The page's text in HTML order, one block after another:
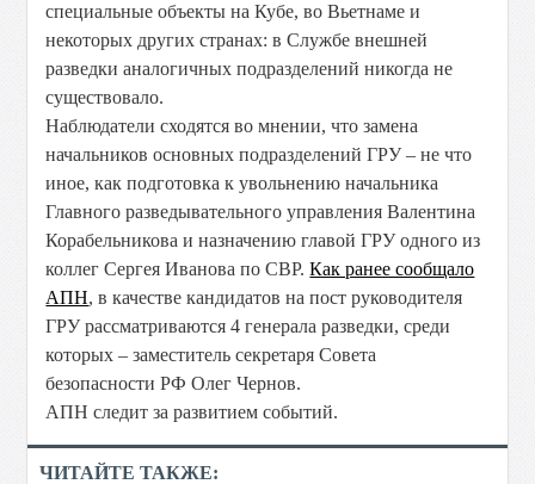
специальные объекты на Кубе, во Вьетнаме и
некоторых других странах: в Службе внешней
разведки аналогичных подразделений никогда не
существовало.
Наблюдатели сходятся во мнении, что замена
начальников основных подразделений ГРУ – не что
иное, как подготовка к увольнению начальника
Главного разведывательного управления Валентина
Корабельникова и назначению главой ГРУ одного из
коллег Сергея Иванова по СВР.Как ранее сообщало
АПН, в качестве кандидатов на пост руководителя
ГРУ рассматриваются 4 генерала разведки, среди
которых – заместитель секретаря Совета
безопасности РФ Олег Чернов.
АПН следит за развитием событий.
ЧИТАЙТЕ ТАКЖЕ: